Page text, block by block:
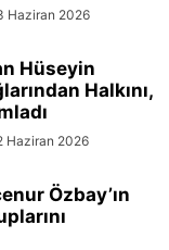
Haziran 2026
Hüseyin
Halkını,
Haziran 2026
Özbay’ın